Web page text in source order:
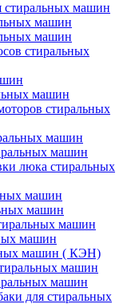
стиральных машин
машин
машин
стиральных
машин
стиральных
машин
машин
люка стиральных
машин
машин
машин
машин
машин ( КЭН)
машин
машин
для стиральных